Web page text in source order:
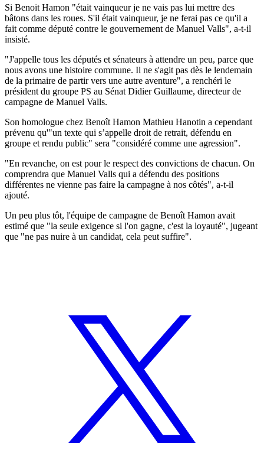
Si Benoit Hamon "était vainqueur je ne vais pas lui mettre des
bâtons dans les roues. S'il était vainqueur, je ne ferai pas ce qu'il a
fait comme député contre le gouvernement de Manuel Valls", a-t-il
insisté.
"J'appelle tous les députés et sénateurs à attendre un peu, parce que
nous avons une histoire commune. Il ne s'agit pas dès le lendemain
de la primaire de partir vers une autre aventure", a renchéri le
président du groupe PS au Sénat Didier Guillaume, directeur de
campagne de Manuel Valls.
Son homologue chez Benoît Hamon Mathieu Hanotin a cependant
prévenu qu'"un texte qui s’appelle droit de retrait, défendu en
groupe et rendu public" sera "considéré comme une agression".
"En revanche, on est pour le respect des convictions de chacun. On
comprendra que Manuel Valls qui a défendu des positions
différentes ne vienne pas faire la campagne à nos côtés", a-t-il
ajouté.
Un peu plus tôt, l'équipe de campagne de Benoît Hamon avait
estimé que "la seule exigence si l'on gagne, c'est la loyauté", jugeant
que "ne pas nuire à un candidat, cela peut suffire".